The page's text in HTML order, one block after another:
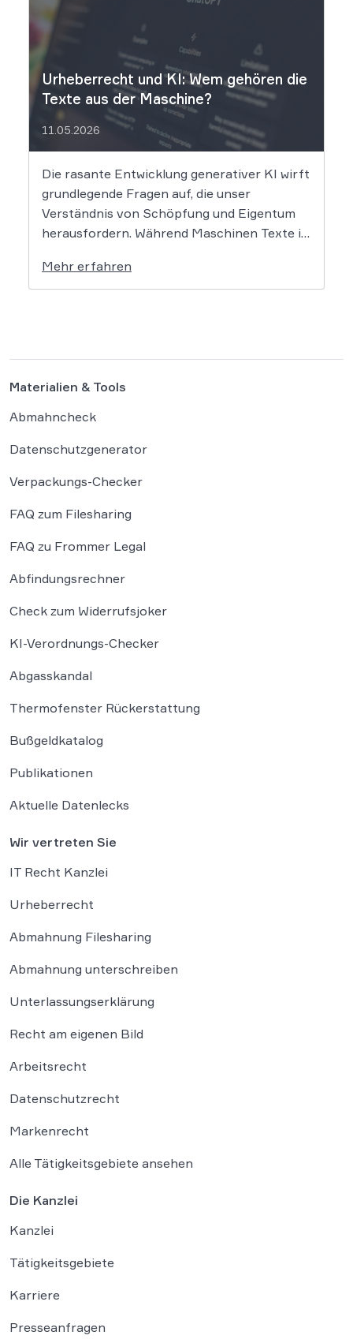
Urheberrechtsverletzungen vorgeworfen.
[…]
Urheberrecht und KI: Wem gehören die
Texte aus der Maschine?
11.05.2026
Die rasante Entwicklung generativer KI wirft
grundlegende Fragen auf, die unser
Verständnis von Schöpfung und Eigentum
herausfordern. Während Maschinen Texte in
Rechtswissenschaft um die Antwort, ob und
wie diese Werke geschützt sind: Ein Problem,
Mehr erfahren
Materialien & Tools
Abmahncheck
Datenschutzgenerator
Verpackungs-Checker
FAQ zum Filesharing
FAQ zu Frommer Legal
Abfindungsrechner
Check zum Widerrufsjoker
KI-Verordnungs-Checker
Abgasskandal
Thermofenster Rückerstattung
Bußgeldkatalog
Publikationen
Aktuelle Datenlecks
Wir vertreten Sie
IT Recht Kanzlei
Urheberrecht
Abmahnung Filesharing
Abmahnung unterschreiben
Unterlassungserklärung
Recht am eigenen Bild
Arbeitsrecht
Datenschutzrecht
Markenrecht
Alle Tätigkeitsgebiete ansehen
Die Kanzlei
Kanzlei
Tätigkeitsgebiete
Karriere
Presseanfragen